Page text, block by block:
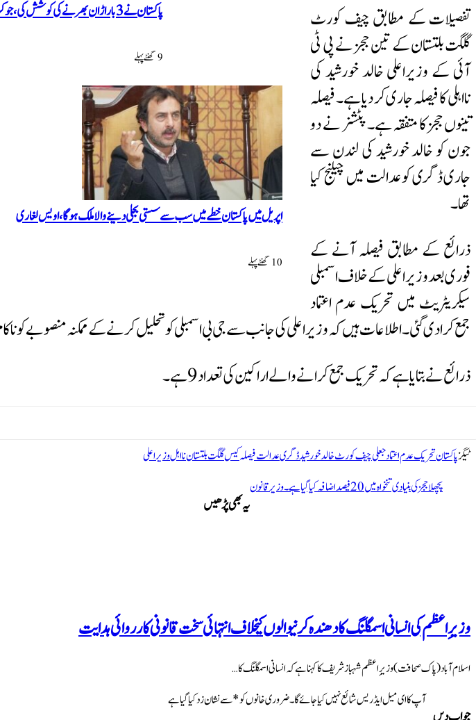
پاکستان نے 3 بار اڑان بھرنے کی کوشش کی، جو کریش ہوئی، احسن اقبال
9 گھنٹےپہلے
اپریل میں پاکستان خطے میں سب سے سستی بجلی دینے والا ملک ہو گا، اویس لغاری
10 گھنٹےپہلے
تفصیلات کے مطابق چیف کورٹ
گلگت بلتستان کے تین ججز نے پی ٹی
آئی کے وزیراعلی خالد خورشید کی
نااہلی کا فیصلہ جاری کر دیا ہے۔ فیصلہ
تینوں ججز کا متفقہ ہے۔ پٹشنر نے دو
جون کو خالد خورشید کی لندن سے
جاری ڈگری کو عدالت میں چیلنج کیا
تھا۔
ذرائع کے مطابق فیصلہ آنے کے
فوری بعد وزیراعلی کے خلاف اسمبلی
سیکریٹریٹ میں تحریک عدم اعتماد
جمع کرادی گئی۔ اطلاعات ہیں کہ وزیراعلی کی جانب سے جی بی اسمبلی کو تحلیل کرنے کے ممکنہ منصوبے کو
ذرائع نے بتایا ہے کہ تحریک جمع کرانے والے اراکین کی تعداد 9 ہے۔
ٹیگزپاکستانتحریک عدم اعتمادجعلیچیف کورٹخالد خورشیدڈگریعدالتفیصلہکیسگلگت بلتستاننااہلوزیراعلی
پچھلاججز کی بنیادی تنخواہ میں 20 فیصد اضافہ کیا گیا ہے۔ وزیر قانون
یہ بھی پڑھیں
وزیرِ اعظم کی انسانی اسمگلنگ کا دھندہ کرنیوالوں کیخلاف انتہائی سخت قانونی کارروائی ہدایت
اسلام آباد (پاک صحافت) وزیرِ اعظم شہباز شریف کا کہنا ہے کہ انسانی اسمگلنگ کا …
آپ کا ای میل ایڈریس شائع نہیں کیا جائے گا۔ضروری خانوں کو*سے نشان زد کیا گیا ہے